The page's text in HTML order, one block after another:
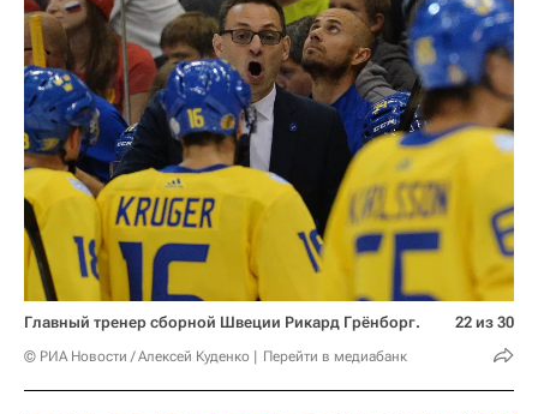
Главный тренер сборной Швеции Рикард Грёнборг.
© РИА Новости / Алексей Куденко Перейти в медиабанк
22 из 30